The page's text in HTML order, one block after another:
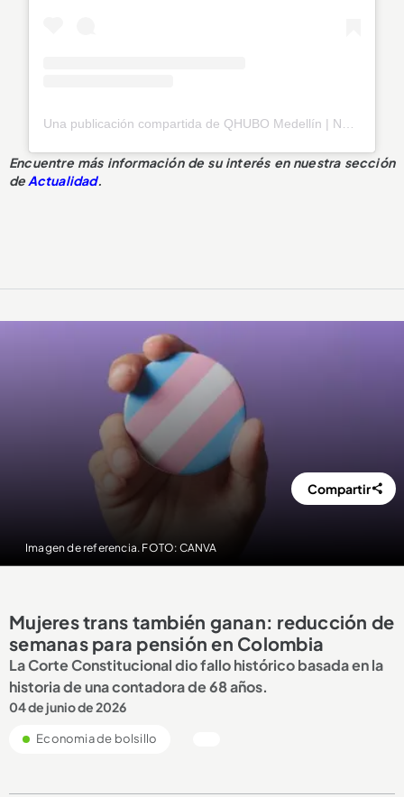
Una publicación compartida de QHUBO Medellín | Noticias (@qhubomedallo)
Encuentre más información de su interés en nuestra sección
deActualidad.
Imagen de referencia. FOTO: CANVA
Compartir
Mujeres trans también ganan: reducción de
semanas para pensión en Colombia
La Corte Constitucional dio fallo histórico basada en la
historia de una contadora de 68 años.
04 de junio de 2026
Economia de bolsillo